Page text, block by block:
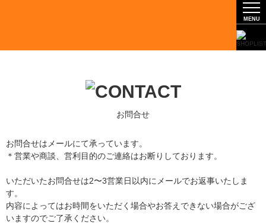
お問合せ
お問合せはメールにて承っています。
＊営業や商談、営利目的のご連絡はお断りしております。
いただいたお問合せは2〜3営業日以内にメールでお返事いたしま
す。
内容によってはお時間をいただく場合やお答えできない場合がござ
いますのでご了承ください。